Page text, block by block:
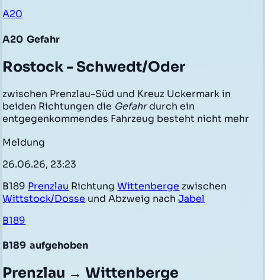
A20
A20 Gefahr
Rostock - Schwedt/Oder
zwischen Prenzlau-Süd und Kreuz Uckermark in
beiden Richtungen die Gefahrdurch ein
entgegenkommendes Fahrzeug besteht nicht mehr
Meldung
26.06.26, 23:23
B189 Prenzlau RichtungWittenberge zwischen
Wittstock/Dosse und Abzweig nachJabel
B189
B189 aufgehoben
Prenzlau → Wittenberge